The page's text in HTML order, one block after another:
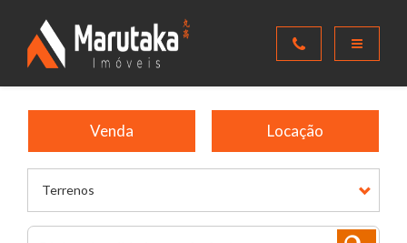
Terrenos
Venda Locação